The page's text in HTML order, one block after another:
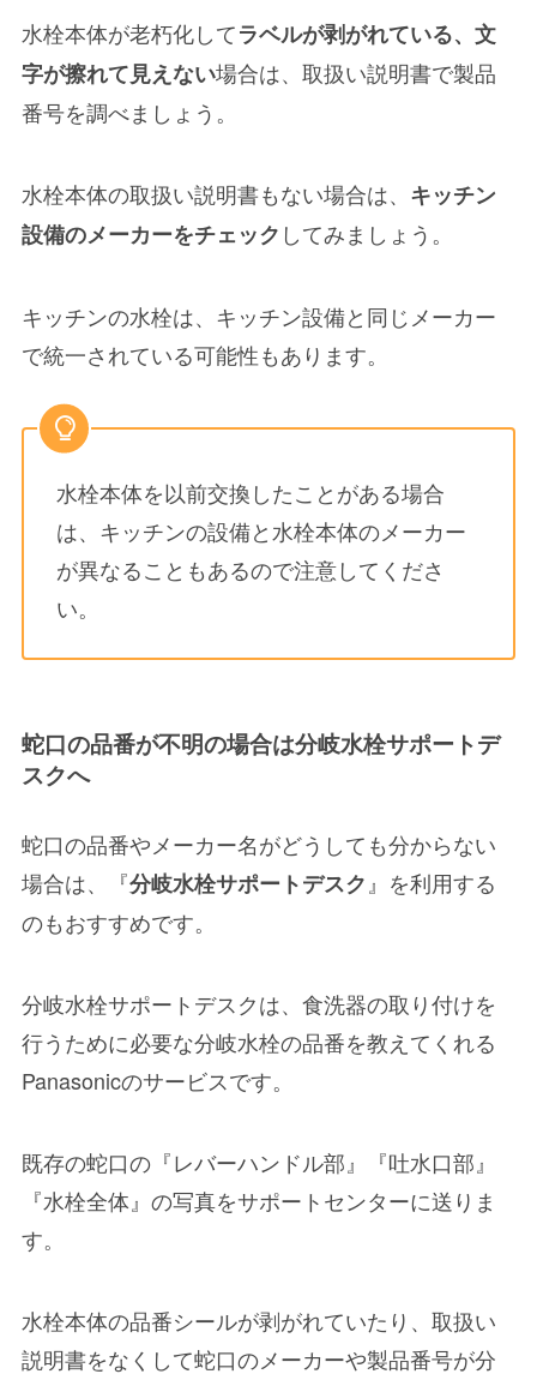
水栓本体が老朽化してラベルが剥がれている、文
字が擦れて見えない場合は、 取扱い説明書で製品
番号を調べましょう。
水栓本体の取扱い説明書もない場合は、 キッチン
設備のメーカーをチェック してみましょう。
キッチンの水栓は、キッチン設備と同じメーカー
で統一されている可能性もあります。
水栓本体を以前交換したことがある場合
は、キッチンの設備と水栓本体のメーカー
が異なることもあるので注意してくださ
い。
蛇口の品番が不明の場合は分岐水栓サポートデ
スクへ
蛇口の品番やメーカー名がどうしても分からない
場合は、『分岐水栓サポートデスク 』を利用する
のもおすすめです。
分岐水栓サポートデスクは、食洗器の取り付けを
行うために必要な分岐水栓の品番を教えてくれる
Panasonicのサービスです。
既存の蛇口の『レバーハンドル部 』『吐水口部 』
『水栓全体 』の写真をサポートセンターに送りま
す。
水栓本体の品番シールが剥がれていたり、取扱い
説明書をなくして蛇口のメーカーや製品番号が分